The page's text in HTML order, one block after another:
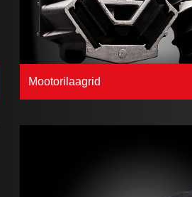
Mootorilaagrid